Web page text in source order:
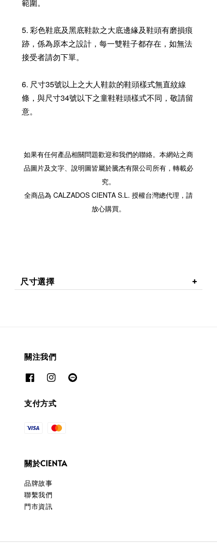
範圍。
5. 彩色鞋底及黑底鞋款之大底邊緣及鞋頭有磨損痕
跡，係為原本之設計，每一雙鞋子都存在，如無法
接受者請勿下單。
6. 尺寸35號以上之大人鞋款的鞋頭樣式無直紋線
條，與尺寸34號以下之童鞋鞋頭樣式不同，敬請留
意。
如果有任何產品相關問題歡迎和我們的聯絡。本網站之商
品圖片及文字、說明圖皆屬於騰杰有限公司所有，轉載必
究。
全商品為 CALZADOS CIENTA S.L. 授權台灣總代理，請
放心購買。
尺寸選擇
關注我們
支付方式
關於CIENTA
品牌故事
聯繫我們
門市資訊